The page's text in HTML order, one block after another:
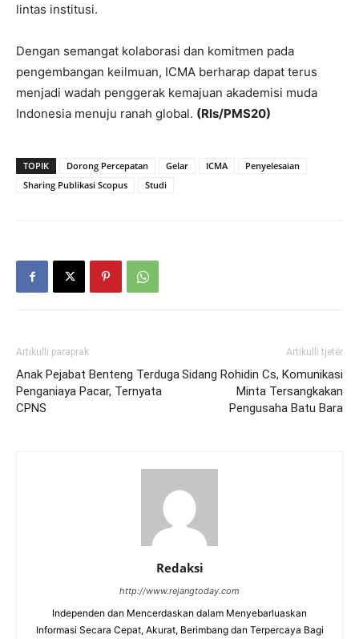
lintas institusi.
Dengan semangat kolaborasi dan komitmen pada
pengembangan keilmuan, ICMA berharap dapat terus
menjadi wadah penggerak kemajuan akademisi muda
Indonesia menuju ranah global. (Rls/PMS20)
TOPIK Dorong Percepatan Gelar ICMA
Penyelesaian
Sharing Publikasi Scopus
Studi
Artikulli paraprak
Anak Pejabat Benteng Terduga
Penganiaya Pacar, Ternyata
CPNS
Artikulli tjetër
Sidang Rohidin Cs, Komunikasi
Minta Tersangkakan
Pengusaha Batu Bara
Redaksi
http://www.rejangtoday.com
Independen dan Mencerdaskan dalam Menyebarluaskan
Informasi Secara Cepat, Akurat, Berimbang dan Terpercaya Bagi